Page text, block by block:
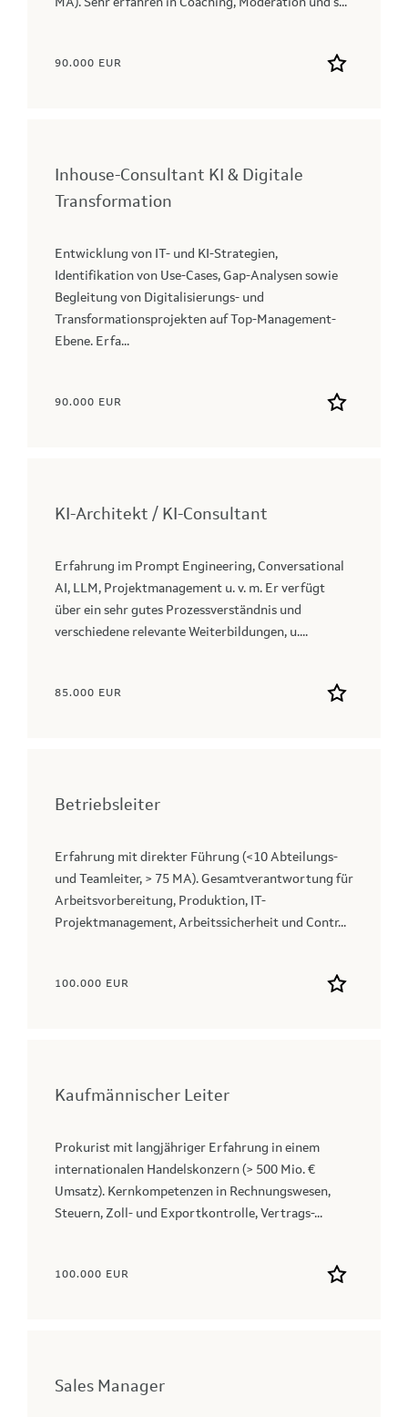
MA). Sehr erfahren in Coaching, Moderation und s...
90.000 EUR
Inhouse-Consultant KI & Digitale
Transformation
Entwicklung von IT- und KI-Strategien,
Identifikation von Use-Cases, Gap-Analysen sowie
Begleitung von Digitalisierungs- und
Transformationsprojekten auf Top-Management-
Ebene. Erfa...
90.000 EUR
KI-Architekt / KI-Consultant
Erfahrung im Prompt Engineering, Conversational
AI, LLM, Projektmanagement u. v. m. Er verfügt
über ein sehr gutes Prozessverständnis und
verschiedene relevante Weiterbildungen, u....
85.000 EUR
Betriebsleiter
Erfahrung mit direkter Führung (<10 Abteilungs-
und Teamleiter, > 75 MA). Gesamtverantwortung für
Arbeitsvorbereitung, Produktion, IT-
Projektmanagement, Arbeitssicherheit und Contr...
100.000 EUR
Kaufmännischer Leiter
Prokurist mit langjähriger Erfahrung in einem
internationalen Handelskonzern (> 500 Mio. €
Umsatz). Kernkompetenzen in Rechnungswesen,
Steuern, Zoll- und Exportkontrolle, Vertrags-...
100.000 EUR
Sales Manager